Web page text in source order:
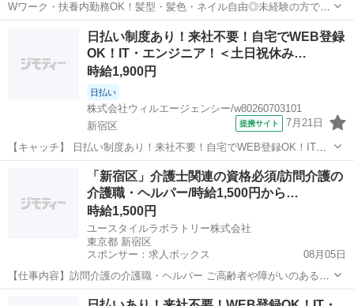
Wワーク・扶養内勤務OK！髪型・髪色・ネイル自由◎未経験の方でも
働きやすい環境が整っています♪ 新しいキャリアを PTWで描いてみま
せんか？ PTWは、ソフトウェアテストやゲーム デバッグ、ネットサ
ポートまで、 幅広い分野...
新宿区 新大久保駅 エンジニア
日払い制度あり！来社不要！自宅でWEB登録
OK！IT・エンジニア！＜土日祝休み…
時給1,900円
日払い
株式会社ウィルエージェンシー/w80260703101
新宿区
提携サイト 7月21日
【キャッチ】 日払い制度あり！来社不要！自宅でWEB登録OK！IT・
エンジニア！＜土日祝休み＞通信キャリアでの経験が活かせる！通信
キャリア向け基地局設定・試験業務＠長期勤務 【コメント】 来社不
要！WEB登録でスピード採用...
エンジニア
「新宿区」介護士関連の資格必須/訪問介護の
介護職・ヘルパー/時給1,500円から…
時給1,500円
ユースタイルラボラトリー株式会社
東京都 新宿区
スポンサー：求人ボックス
08月05日
【仕事内容】訪問介護の介護職・ヘルパー ご高齢者や障がいのある方
のご自宅での、生活サポートのお仕事です。 ・起床サポート ・清拭
アルバイト・パート